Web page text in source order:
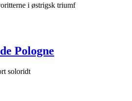
i østrigsk triumf
Pologne
soloridt